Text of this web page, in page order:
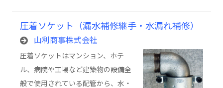
圧着ソケット（漏水補修継手・水漏れ補修）
山利商事株式会社
圧着ソケットはマンション、ホテ
ル、病院や工場など建築物の設備全
般で使用されている配管から、水・